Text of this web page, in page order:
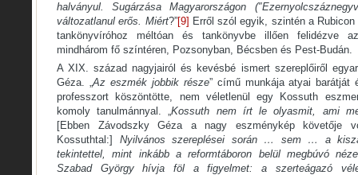
halványul. Sugárzása Magyarországon
változatlanul erős. Miért?”[9] Erről szól egyik, szintén a
tankönyvíróhoz méltóan és tankönyvbe illően felidézve
mindhárom fő színtéren, Pozsonyban, Bécsben és Pest-Budán.
A XIX. század nagyjairól és kevésbé ismert szereplőiről
Géza. „Az eszmék jobbik része” című munkája atyai barátját
professzort köszöntötte, nem véletlenül egy Kossuth
komoly tanulmánnyal. „Kossuth nem írt le olyasmit, ami
[Ebben Závodszky Géza a nagy eszménykép követője
Kossuthtal:] Nyilvános szereplései során … sem … a
tekintettel, mint inkább a reformtáboron belül megbúvó
Szabad György hívja föl a figyelmet: a szerteágazó